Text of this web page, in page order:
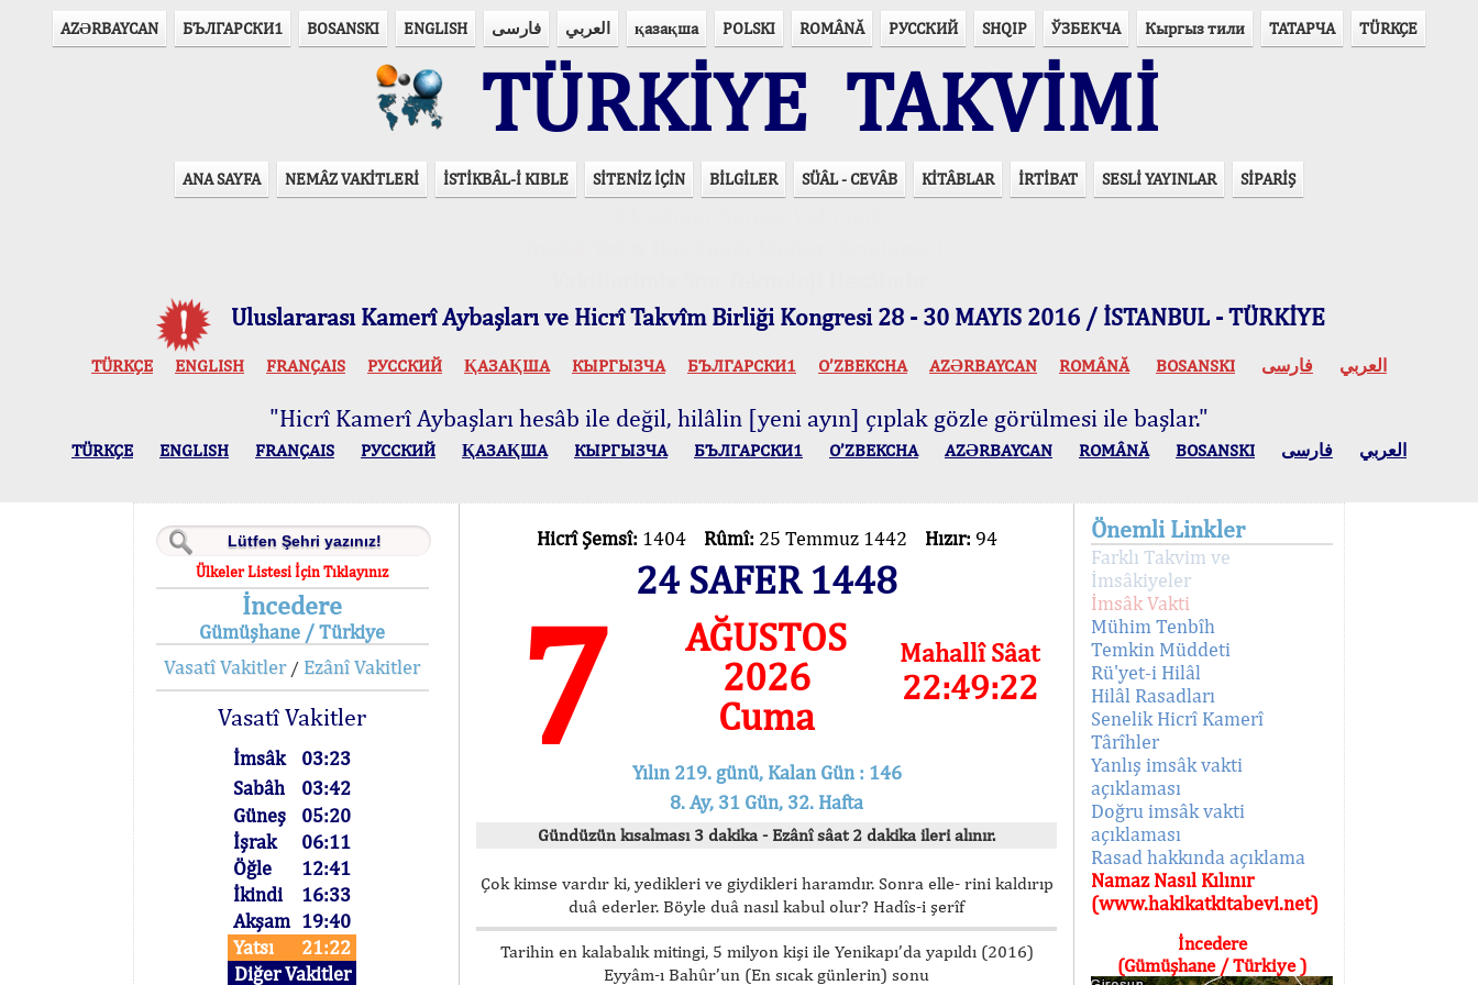
AZӘRBAYCAN БЪЛГАРСКИ1 BOSANSKI ENGLISH فارسی العربي қазақша POLSKI ROMÂNĂ РУССКИЙ SHQIP ЎЗБЕКЧА Кыргыз тили ТАТАРЧА TÜRKÇE
TÜRKİYE TAKVİMİ
ANA SAYFA NEMÂZ VAKİTLERİ İSTİKBÂL-İ KIBLE SİTENİZ İÇİN BİLGİLER SÜÂL - CEVÂB KİTÂBLAR İRTİBAT SESLİ YAYINLAR SİPARİŞ
Uluslararası Kamerî Aybaşları ve Hicrî Takvîm Birliği Kongresi 28 - 30 MAYIS 2016 / İSTANBUL - TÜRKİYE
TÜRKÇE ENGLISH FRANÇAIS РУССКИЙ ҚАЗАҚША КЫPГЫЗЧA БЪЛГАРСКИ1 O’ZBEKCHA AZӘRBAYCAN ROMÂNĂ BOSANSKI العربي فارسی
"Hicrî Kamerî Aybaşları hesâb ile değil, hilâlin [yeni ayın] çıplak gözle görülmesi ile başlar."
TÜRKÇE ENGLISH FRANÇAIS РУССКИЙ ҚАЗАҚША КЫPГЫЗЧA БЪЛГАРСКИ1 O’ZBEKCHA AZӘRBAYCAN ROMÂNĂ BOSANSKI العربي فارسی
Ülkeler Listesi İçin Tıklayınız
İncedere
Gümüşhane / Türkiye
Vasatî Vakitler/ Ezânî Vakitler
Vasatî Vakitler
İmsâk
03:23
Sabâh
03:42
Güneş
05:20
İşrak
06:11
Öğle
12:41
İkindi
16:33
Akşam 19:40
Yatsı
21:22
Diğer Vakitler
Hicrî Şemsî: 1404 Rûmî: 25 Temmuz 1442 Hızır: 94
24 SAFER 1448
7
AĞUSTOS
2026
Cuma
Mahallî Sâat
22:49:22
Yılın 219. günü, Kalan Gün : 146
8. Ay, 31 Gün, 32. Hafta
Gündüzün kısalması 3 dakika - Ezânî sâat 2 dakika ileri alınır.
Çok kimse vardır ki, yedikleri ve giydikleri haramdır. Sonra elle- rini kaldırıp
duâ ederler. Böyle duâ nasıl kabul olur? Hadîs-i şerîf
Tarihin en kalabalık mitingi, 5 milyon kişi ile Yenikapı’da yapıldı (2016)
Eyyâm-ı Bahûr’un (En sıcak günlerin) sonu
Önemli Linkler
Farklı Takvim ve
İmsâkiyeler
İmsâk Vakti
Mühim Tenbîh
Temkin Müddeti
Rü'yet-i Hilâl
Hilâl Rasadları
Senelik Hicrî Kamerî
Târîhler
Yanlış imsâk vakti
açıklaması
Doğru imsâk vakti
açıklaması
Rasad hakkında açıklama
Namaz Nasıl Kılınır
(www.hakikatkitabevi.net)
İncedere
(Gümüşhane / Türkiye )